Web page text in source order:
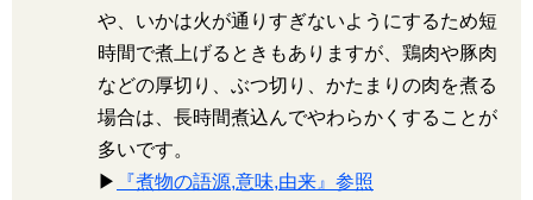
や、いかは火が通りすぎないようにするため短
時間で煮上げるときもありますが、鶏肉や豚肉
などの厚切り、ぶつ切り、かたまりの肉を煮る
場合は、長時間煮込んでやわらかくすることが
多いです。
▶
『煮物の語源,意味,由来』参照